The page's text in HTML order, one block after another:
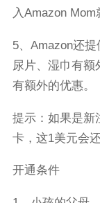
入Amazon Mom
5、Amazon还
尿片、湿巾有额
有额外的优惠。
提示：如果是新
卡，这1美元会
开通条件